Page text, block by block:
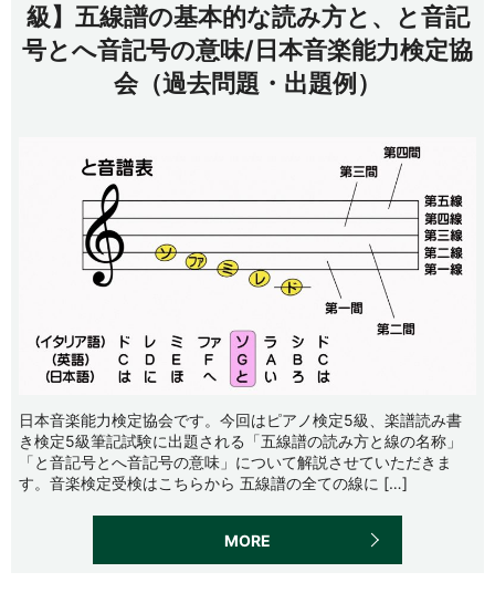
級】五線譜の基本的な読み方と、と音記
号とへ音記号の意味/日本音楽能力検定協
会（過去問題・出題例）
日本音楽能力検定協会です。今回はピアノ検定5級、楽譜読み書
き検定5級筆記試験に出題される「五線譜の読み方と線の名称」
「と音記号とへ音記号の意味」について解説させていただきま
す。音楽検定受検はこちらから 五線譜の全ての線に […]
MORE